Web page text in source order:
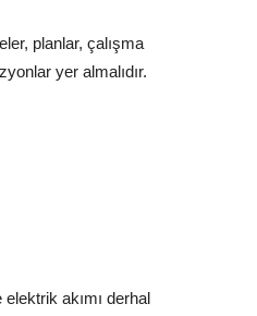
planlar, çalışma
yer almalıdır.
akımı derhal